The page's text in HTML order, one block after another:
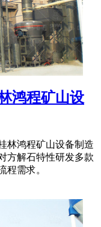
鸿程矿山设
林鸿程矿山设备制造
方解石特性研发多款
程需求。